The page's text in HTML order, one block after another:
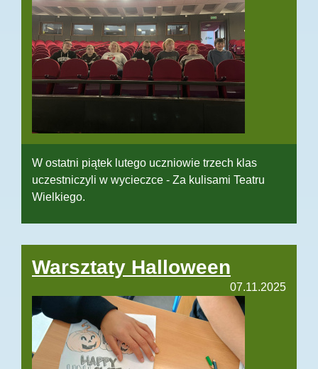
W ostatni piątek lutego uczniowie trzech klas
uczestniczyli w wycieczce - Za kulisami Teatru
Wielkiego.
Warsztaty Halloween
07.11.2025